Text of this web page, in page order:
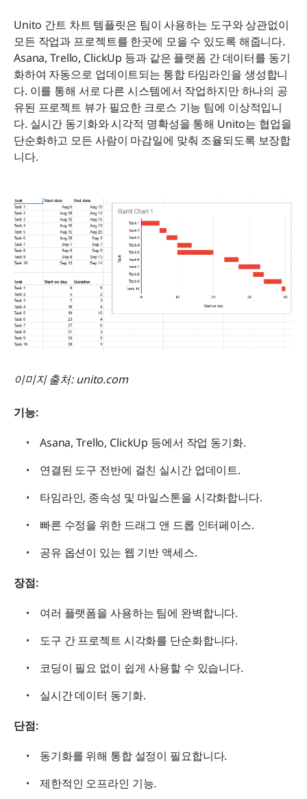
Unito 간트 차트 템플릿은 팀이 사용하는 도구와 상관없이
모든 작업과 프로젝트를 한곳에 모을 수 있도록 해줍니다.
Asana, Trello, ClickUp 등과 같은 플랫폼 간 데이터를 동기
화하여 자동으로 업데이트되는 통합 타임라인을 생성합니
다. 이를 통해 서로 다른 시스템에서 작업하지만 하나의 공
유된 프로젝트 뷰가 필요한 크로스 기능 팀에 이상적입니
다. 실시간 동기화와 시각적 명확성을 통해 Unito는 협업을
단순화하고 모든 사람이 마감일에 맞춰 조율되도록 보장합
니다.
이미지 출처: unito.com
기능:
Asana, Trello, ClickUp 등에서 작업 동기화.
연결된 도구 전반에 걸친 실시간 업데이트.
타임라인, 종속성 및 마일스톤을 시각화합니다.
빠른 수정을 위한 드래그 앤 드롭 인터페이스.
공유 옵션이 있는 웹 기반 액세스.
장점:
여러 플랫폼을 사용하는 팀에 완벽합니다.
도구 간 프로젝트 시각화를 단순화합니다.
코딩이 필요 없이 쉽게 사용할 수 있습니다.
실시간 데이터 동기화.
단점:
동기화를 위해 통합 설정이 필요합니다.
제한적인 오프라인 기능.